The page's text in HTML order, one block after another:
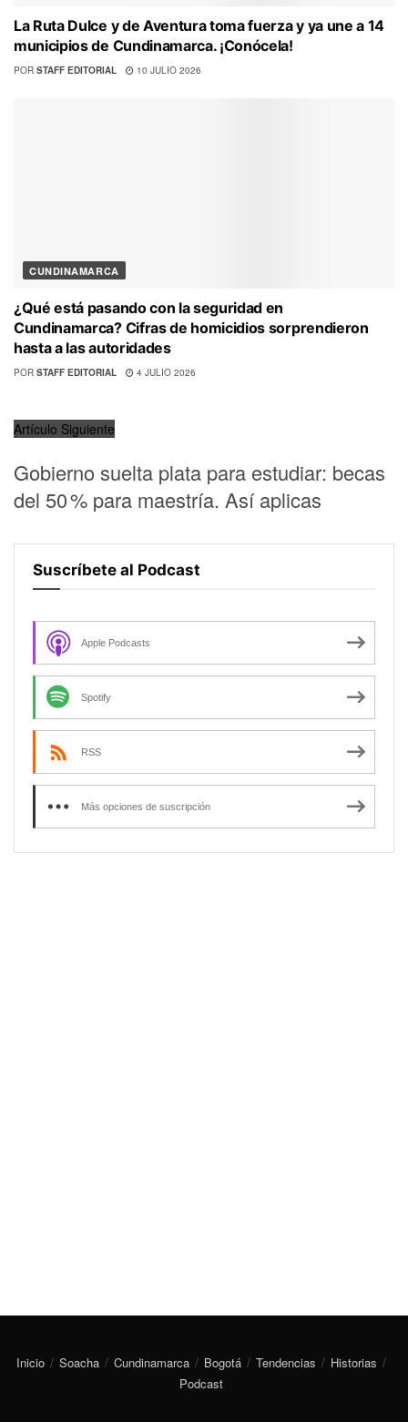
La Ruta Dulce y de Aventura toma fuerza y ya une a 14
municipios de Cundinamarca. ¡Conócela!
POR STAFF EDITORIAL 10 JULIO 2026
CUNDINAMARCA
¿Qué está pasando con la seguridad en
Cundinamarca? Cifras de homicidios sorprendieron
hasta a las autoridades
POR STAFF EDITORIAL 4 JULIO 2026
Artículo Siguiente
Gobierno suelta plata para estudiar: becas
del 50 % para maestría. Así aplicas
Suscríbete al Podcast
Apple Podcasts
Spotify
RSS
Más opciones de suscripción
Inicio Soacha Cundinamarca Bogotá Tendencias
Historias
Podcast